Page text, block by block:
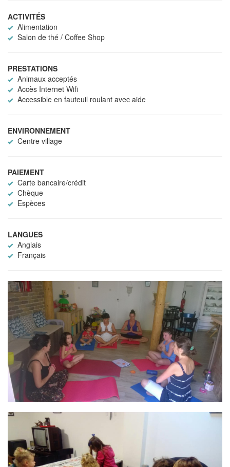
ACTIVITÉS
Alimentation
Salon de thé / Coffee Shop
PRESTATIONS
Animaux acceptés
Accès Internet Wifi
Accessible en fauteuil roulant avec aide
ENVIRONNEMENT
Centre village
PAIEMENT
Carte bancaire/crédit
Chèque
Espèces
LANGUES
Anglais
Français